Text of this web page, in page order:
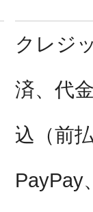
クレジ
済、代
込（前
PayPay